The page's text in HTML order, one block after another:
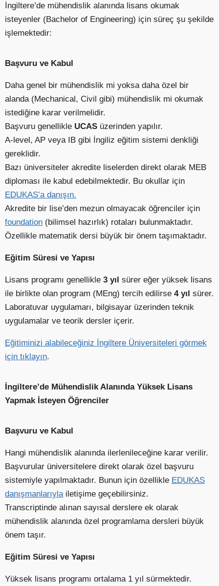
İngiltere’de mühendislik alanında lisans okumak
isteyenler (Bachelor of Engineering) için süreç şu şekilde
işlemektedir:
Başvuru ve Kabul
Daha genel bir mühendislik mi yoksa daha özel bir
alanda (Mechanical, Civil gibi) mühendislik mi okumak
istediğine karar verilmelidir.
Başvuru genellikle UCAS üzerinden yapılır.
A-level, AP veya IB gibi İngiliz eğitim sistemi denkliği
gereklidir.
Bazı üniversiteler akredite liselerden direkt olarak MEB
diploması ile kabul edebilmektedir. Bu okullar için
EDUKAS’a danışın.
Akredite bir lise’den mezun olmayacak öğrenciler için
foundation (bilimsel hazırlık) rotaları bulunmaktadır.
Özellikle matematik dersi büyük bir önem taşımaktadır.
Eğitim Süresi ve Yapısı
Lisans programı genellikle 3 yıl sürer eğer yüksek lisans
ile birlikte olan program (MEng) tercih edilirse 4 yıl sürer.
Laboratuvar uygulamarı, bilgisayar üzerinden teknik
uygulamalar ve teorik dersler içerir.
Eğitiminizi alabileceğiniz İngiltere Üniversiteleri görmek
için tıklayın.
İngiltere’de Mühendislik Alanında Yüksek Lisans
Yapmak İsteyen Öğrenciler
Başvuru ve Kabul
Hangi mühendislik alanında ilerlenileceğine karar verilir.
Başvurular üniversitelere direkt olarak özel başvuru
sistemiyle yapılmaktadır. Bunun için özellikle EDUKAS
danışmanlarıyla iletişime geçebilirsiniz.
Transcriptinde alınan sayısal derslere ek olarak
mühendislik alanında özel programlama dersleri büyük
önem taşır.
Eğitim Süresi ve Yapısı
Yüksek lisans programı ortalama 1 yıl sürmektedir.